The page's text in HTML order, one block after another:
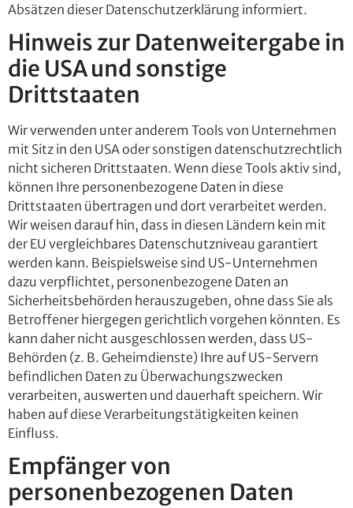
Absätzen dieser Datenschutzerklärung informiert.
Hinweis zur Datenweitergabe in
die USA und sonstige
Drittstaaten
Wir verwenden unter anderem Tools von Unternehmen
mit Sitz in den USA oder sonstigen datenschutzrechtlich
nicht sicheren Drittstaaten. Wenn diese Tools aktiv sind,
können Ihre personenbezogene Daten in diese
Drittstaaten übertragen und dort verarbeitet werden.
Wir weisen darauf hin, dass in diesen Ländern kein mit
der EU vergleichbares Datenschutzniveau garantiert
werden kann. Beispielsweise sind US-Unternehmen
dazu verpflichtet, personenbezogene Daten an
Sicherheitsbehörden herauszugeben, ohne dass Sie als
Betroffener hiergegen gerichtlich vorgehen könnten. Es
kann daher nicht ausgeschlossen werden, dass US-
Behörden (z. B. Geheimdienste) Ihre auf US-Servern
befindlichen Daten zu Überwachungszwecken
verarbeiten, auswerten und dauerhaft speichern. Wir
haben auf diese Verarbeitungstätigkeiten keinen
Einfluss.
Empfänger von
personenbezogenen Daten